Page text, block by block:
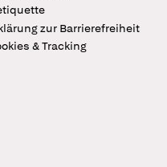
zur Barrierefreiheit
& Tracking